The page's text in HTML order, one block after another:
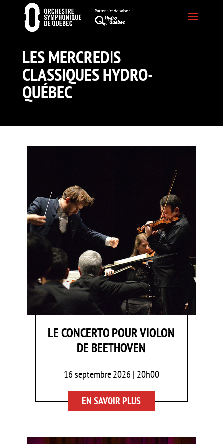
LES MERCREDIS
CLASSIQUES HYDRO-
QUÉBEC
LE CONCERTO POUR VIOLON
DE BEETHOVEN
16 septembre 2026 | 20h00
EN SAVOIR PLUS